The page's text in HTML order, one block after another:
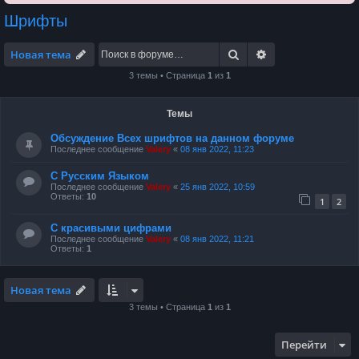
Шрифты
Новая тема Поиск
3 темы • Страница 1 из 1
Темы
Обсуждение Всех шрифтов на данном форуме
Последнее сообщение Valery « 08 янв 2022, 11:23
С Русским Языком
Последнее сообщение Valery « 25 янв 2022, 10:59
Ответы: 10 1 2
С красивыми цифрами
Последнее сообщение Valery « 08 янв 2022, 11:21
Ответы: 1
Новая тема
3 темы • Страница 1 из 1
Перейти